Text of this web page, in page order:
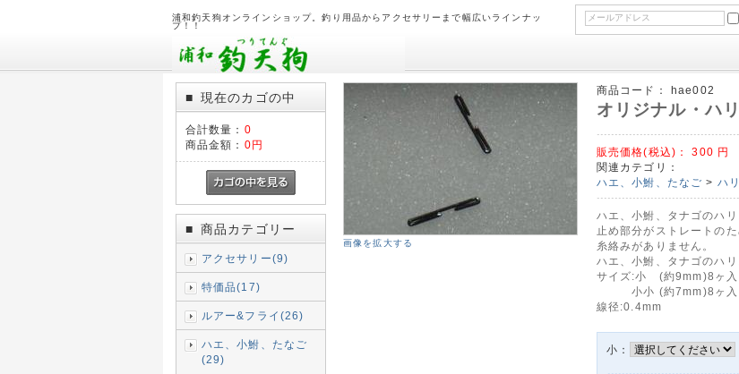
浦和釣天狗オンラインショップ。釣り用品からアクセサリーまで幅広いラインナッ
プ！！
■ 現在のカゴの中
合計数量： 0
商品金額： 0円
■ 商品カテゴリー
アクセサリー(9)
特価品(17)
ルアー&フライ(26)
ハエ、小鮒、たなご
(29)
画像を拡大する
商品コード： hae002
オリジナル・ハ
販売価格(税込)：300 円
関連カテゴリ：
ハエ、小鮒、たなご > ハ
ハエ、小鮒、タナゴのハリ
止め部分がストレートのた
糸絡みがありません。
ハエ、小鮒、タナゴのハリ
サイズ:小 (約9mm)8ヶ入
小小 (約7mm)8ヶ入
線径:0.4mm
小：